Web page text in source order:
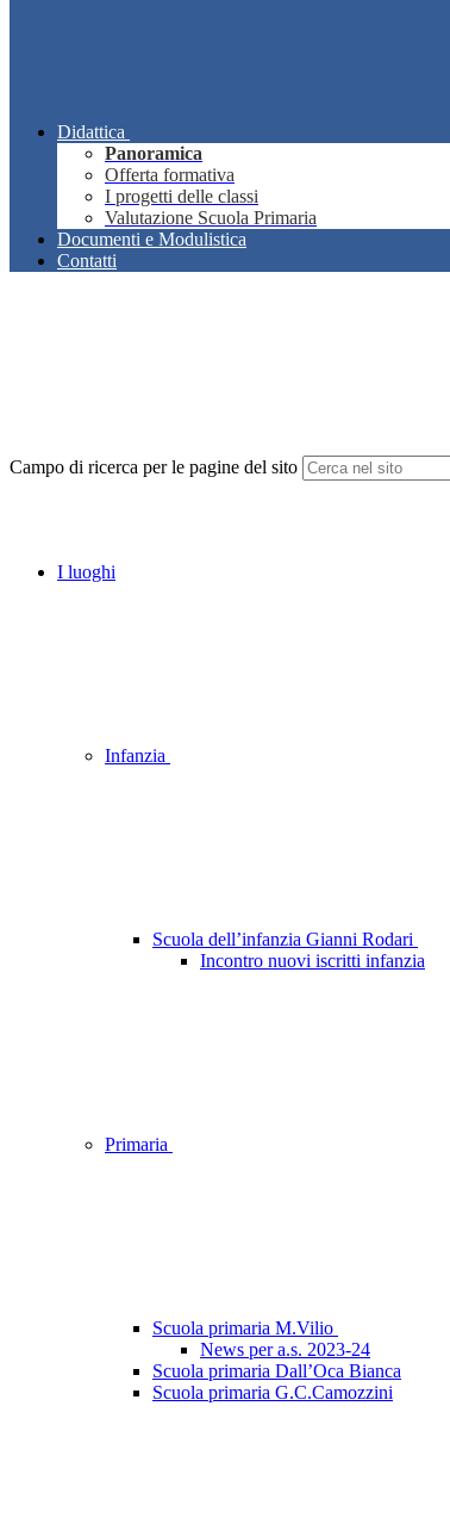
Didattica
Panoramica
Offerta formativa
I progetti delle classi
Valutazione Scuola Primaria
Documenti e Modulistica
Contatti
Campo di ricerca per le pagine del sito
I luoghi
Infanzia
Scuola dell’infanzia Gianni Rodari
Incontro nuovi iscritti infanzia
Primaria
Scuola primaria M.Vilio
News per a.s. 2023-24
Scuola primaria Dall’Oca Bianca
Scuola primaria G.C.Camozzini